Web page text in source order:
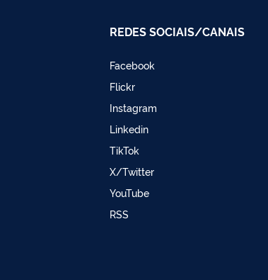
REDES SOCIAIS/CANAIS
Facebook
Flickr
Instagram
Linkedin
TikTok
X/Twitter
YouTube
RSS